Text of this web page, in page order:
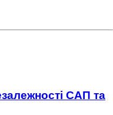
САП та